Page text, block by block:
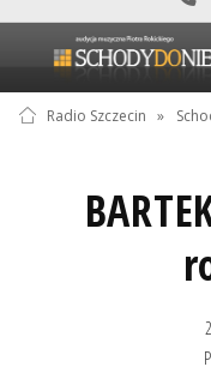
Radio Szczecin »